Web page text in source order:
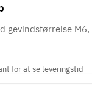
gevindstørrelse
for at se leveringstid